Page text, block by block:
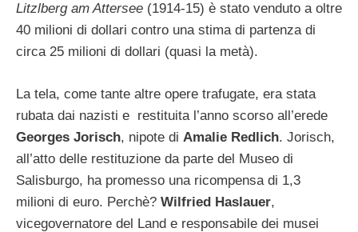
Litzlberg am Attersee (1914-15) è stato venduto a oltre
40 milioni di dollari contro una stima di partenza di
circa 25 milioni di dollari (quasi la metà).
La tela, come tante altre opere trafugate, era stata
rubata dai nazisti e restituita l’anno scorso all’erede
Georges Jorisch, nipote di Amalie Redlich. Jorisch,
all’atto delle restituzione da parte del Museo di
Salisburgo, ha promesso una ricompensa di 1,3
milioni di euro. Perchè? Wilfried Haslauer,
vicegovernatore del Land e responsabile dei musei